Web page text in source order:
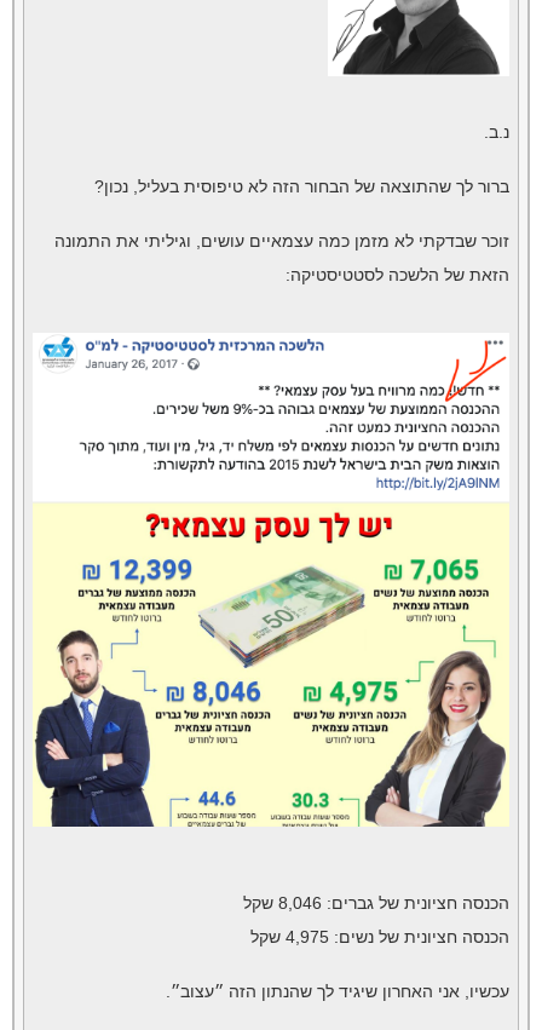
נ.ב.
ברור לך שהתוצאה של הבחור הזה לא טיפוסית בעליל, נכון?
זוכר שבדקתי לא מזמן כמה עצמאיים עושים, וגיליתי את התמונה
הזאת של הלשכה לסטטיסטיקה:
הכנסה חציונית של גברים: 8,046 שקל
הכנסה חציונית של נשים: 4,975 שקל
עכשיו, אני האחרון שיגיד לך שהנתון הזה ״עצוב״.